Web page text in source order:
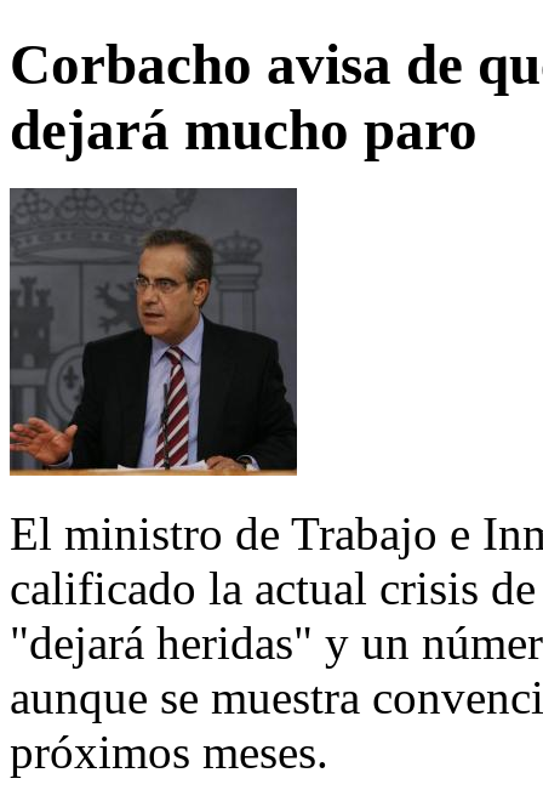
Corbacho avisa de
dejará mucho paro
El ministro de Trabajo e
calificado la actual crisis
"dejará heridas" y un
aunque se muestra
próximos meses.